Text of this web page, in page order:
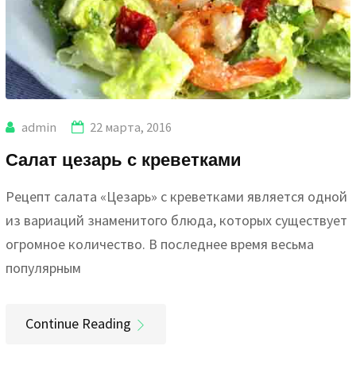
admin 22 марта, 2016
Салат цезарь с креветками
Рецепт салата «Цезарь» с креветками является одной
из вариаций знаменитого блюда, которых существует
огромное количество. В последнее время весьма
популярным
Continue Reading